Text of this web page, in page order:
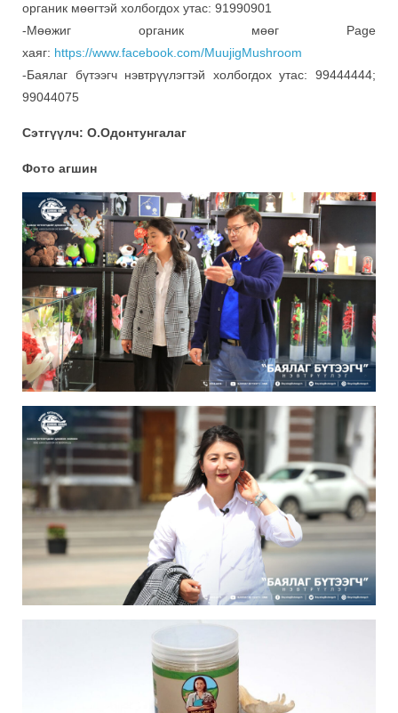
органик мөөгтэй холбогдох утас: 91990901
-Мөөжиг органик мөөг Page
хаяг: https://www.facebook.com/MuujigMushroom
-Баялаг бүтээгч нэвтрүүлэгтэй холбогдох утас: 99444444;
99044075
Сэтгүүлч: О.Одонтунгалаг
Фото агшин